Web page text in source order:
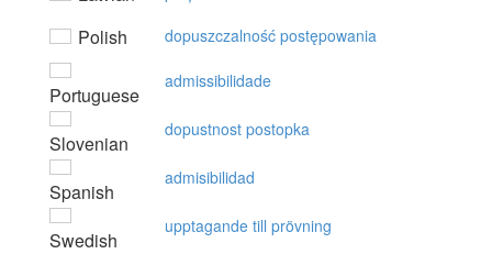
Polish dopuszczalność postępowania
Portuguese
admissibilidade
Slovenian
dopustnost postopka
Spanish
admisibilidad
Swedish
upptagande till prövning